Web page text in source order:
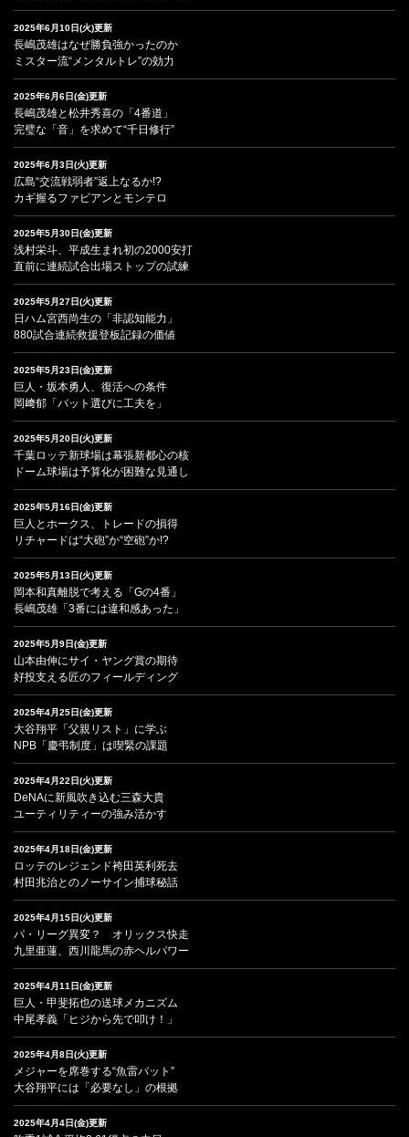
2025年6月10日(火)更新
長嶋茂雄はなぜ勝負強かったのか
ミスター流“メンタルトレ”の効力
2025年6月6日(金)更新
長嶋茂雄と松井秀喜の「4番道」
完璧な「音」を求めて“千日修行”
2025年6月3日(火)更新
広島“交流戦弱者”返上なるか!?
カギ握るファビアンとモンテロ
2025年5月30日(金)更新
浅村栄斗、平成生まれ初の2000安打
直前に連続試合出場ストップの試練
2025年5月27日(火)更新
日ハム宮西尚生の「非認知能力」
880試合連続救援登板記録の価値
2025年5月23日(金)更新
巨人・坂本勇人、復活への条件
岡﨑郁「バット選びに工夫を」
2025年5月20日(火)更新
千葉ロッテ新球場は幕張新都心の核
ドーム球場は予算化が困難な見通し
2025年5月16日(金)更新
巨人とホークス、トレードの損得
リチャードは“大砲”か“空砲”か!?
2025年5月13日(火)更新
岡本和真離脱で考える「Gの4番」
長嶋茂雄「3番には違和感あった」
2025年5月9日(金)更新
山本由伸にサイ・ヤング賞の期待
好投支える匠のフィールディング
2025年4月25日(金)更新
大谷翔平「父親リスト」に学ぶ
NPB「慶弔制度」は喫緊の課題
2025年4月22日(火)更新
DeNAに新風吹き込む三森大貴
ユーティリティーの強み活かす
2025年4月18日(金)更新
ロッテのレジェンド袴田英利死去
村田兆治とのノーサイン捕球秘話
2025年4月15日(火)更新
パ・リーグ異変？ オリックス快走
九里亜蓮、西川龍馬の赤ヘルパワー
2025年4月11日(金)更新
巨人・甲斐拓也の送球メカニズム
中尾孝義「ヒジから先で叩け！」
2025年4月8日(火)更新
メジャーを席巻する“魚雷バット”
大谷翔平には「必要なし」の根拠
2025年4月4日(金)更新